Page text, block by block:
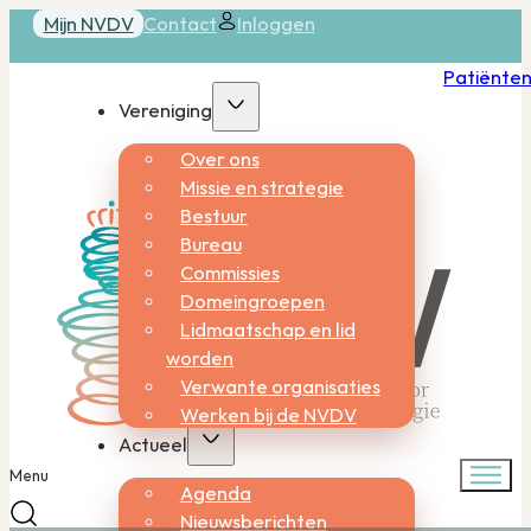
Mijn NVDV Contact Inloggen
Vereniging
Over ons
Missie en strategie
Bestuur
Bureau
Commissies
Domeingroepen
Lidmaatschap en lid
worden
Verwante organisaties
Werken bij de NVDV
Actueel
Agenda
Nieuwsberichten
Menu